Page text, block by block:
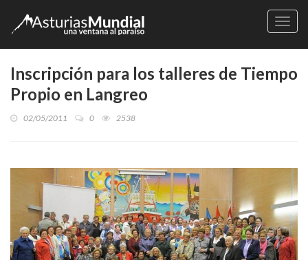
Inscripción para los talleres de Tiempo
Propio en Langreo
02/05/2011 0 2538